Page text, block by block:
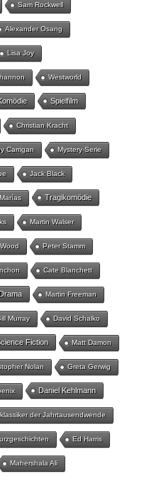
Sam Rockwell
Alexander Osang
Lisa Joy
Westworld
Spielfilm
Christian Kracht
Carrigan Mystery-Serie
Jack Black
Tragikomödie
Martin Walser
Peter Stamm
Cate Blanchett
Drama Martin Freeman
Murray David Schalko
Fiction Matt Damon
Nolan Greta Gerwig
Daniel Kehlmann
der Jahrtausendwende
Ed Harris
Mahershala Ali